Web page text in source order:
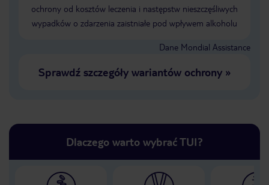
ochrony od kosztów leczenia i następstw nieszczęśliwych
wypadków o zdarzenia zaistniałe pod wpływem alkoholu
Dane Mondial Assistance
Sprawdź szczegóły wariantów ochrony»
Dlaczego warto wybrać TUI?